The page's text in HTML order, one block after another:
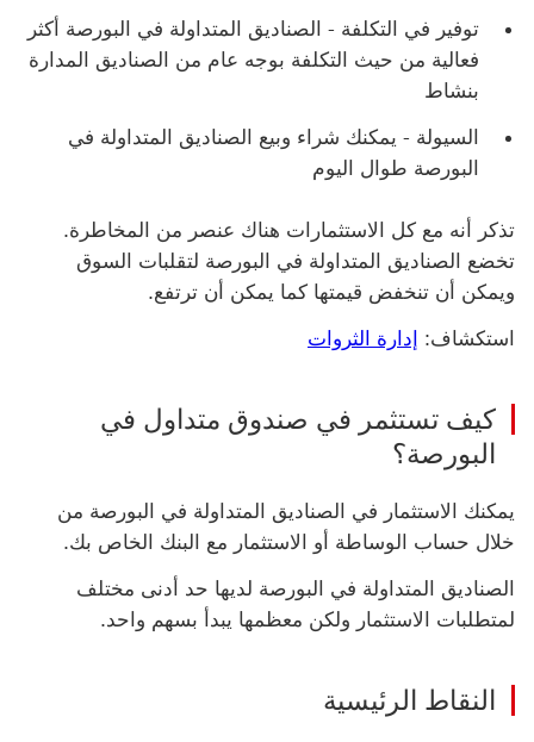
توفير في التكلفة - ‏‫الصناديق المتداولة في البورصة‬ أكثر
فعالية من حيث التكلفة بوجه عام من الصناديق المدارة
بنشاط
السيولة - يمكنك شراء وبيع ‏‫الصناديق المتداولة في
البورصة‬ طوال اليوم
تذكر أنه مع كل الاستثمارات هناك عنصر من المخاطرة.
تخضع ‏‫الصناديق المتداولة في البورصة‬ لتقلبات السوق
ويمكن أن تنخفض قيمتها كما يمكن أن ترتفع.
استكشاف: إدارة الثروات
كيف تستثمر في ‏‫صندوق متداول في
البورصة‬؟
يمكنك الاستثمار في ‏‫الصناديق المتداولة في البورصة‬ من
خلال حساب الوساطة أو الاستثمار مع البنك الخاص بك.
الصناديق المتداولة في البورصة لديها حد أدنى مختلف
لمتطلبات الاستثمار ولكن معظمها يبدأ بسهم واحد.
النقاط الرئيسية